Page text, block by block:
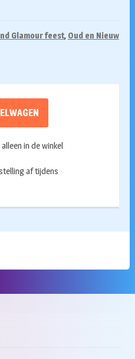
Glamour feest, Oud en Nieuw
in de winkel
af tijdens